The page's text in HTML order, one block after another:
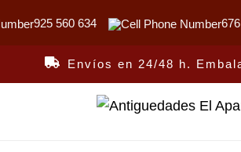
925 560 634
Envíos en 24/48 h.